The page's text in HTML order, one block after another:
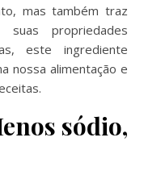
mas também traz
propriedades
este ingrediente
nossa alimentação e
sódio,